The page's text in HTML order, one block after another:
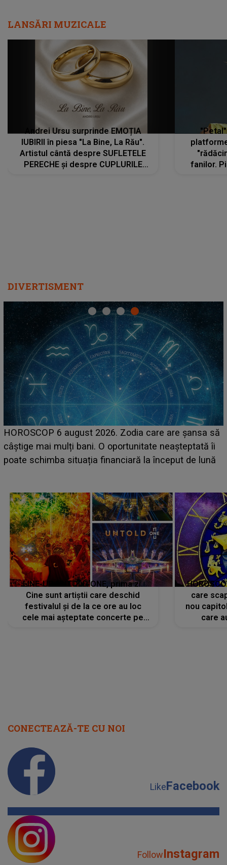
LANSĂRI MUZICALE
Andrei Ursu surprinde EMOȚIA
IUBIRII în piesa "La Bine, La Rău".
Artistul cântă despre SUFLETELE
PERECHE și despre CUPLURILE
fanilor.
DIVERTISMENT
2026. Zodia care are șansa să
bani. O oportunitate neașteptată îi
financiară la început de lună
LINE-UP
scena
suedeză a
LINE-UP UNTOLD ONE, prima zi.
Cine sunt artiștii care deschid
festivalul și de la ce ore au loc
cele mai așteptate concerte pe
care
nou
care
CONECTEAZĂ-TE CU NOI
LikeFacebook
FollowInstagram